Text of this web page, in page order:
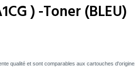
) -Toner (BLEU)
qualité et sont comparables aux cartouches d'origine.